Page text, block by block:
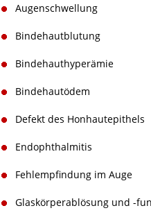
Augenschwellung
Bindehautblutung
Bindehauthyperämie
Bindehautödem
Defekt des Honhautepithels
Endophthalmitis
Fehlempfindung im Auge
Glaskörperablösung und -